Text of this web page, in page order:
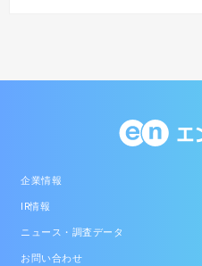
企業情報
IR情報
ニュース・調査データ
お問い合わせ